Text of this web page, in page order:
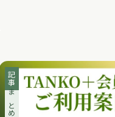
記事
まとめ